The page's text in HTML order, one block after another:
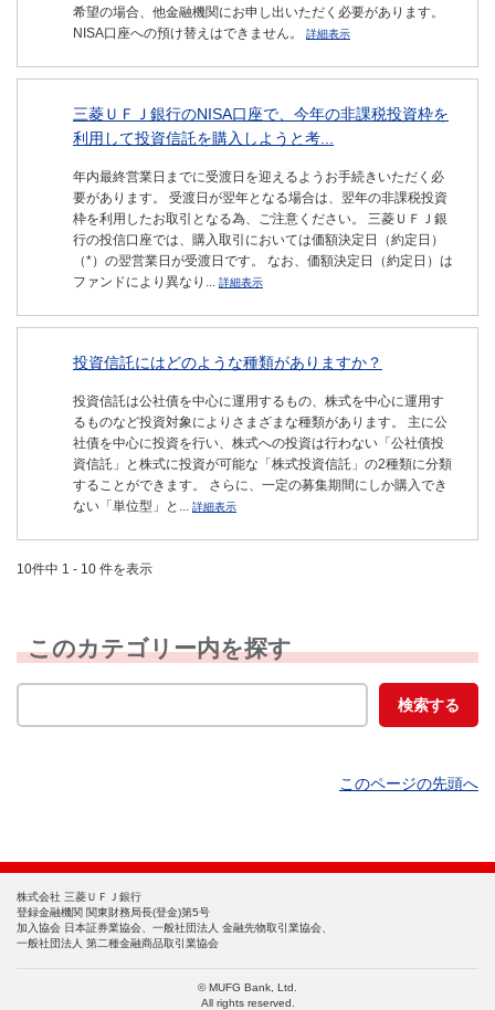
希望の場合、他金融機関にお申し出いただく必要があります。
NISA口座への預け替えはできません。
詳細表示
三菱ＵＦＪ銀行のNISA口座で、今年の非課税投資枠を
利用して投資信託を購入しようと考...
年内最終営業日までに受渡日を迎えるようお手続きいただく必
要があります。 受渡日が翌年となる場合は、翌年の非課税投資
枠を利用したお取引となる為、ご注意ください。 三菱ＵＦＪ銀
行の投信口座では、購入取引においては価額決定日（約定日）
（*）の翌営業日が受渡日です。 なお、価額決定日（約定日）は
ファンドにより異なり... 詳細表示
投資信託にはどのような種類がありますか？
投資信託は公社債を中心に運用するもの、株式を中心に運用す
るものなど投資対象によりさまざまな種類があります。 主に公
社債を中心に投資を行い、株式への投資は行わない「公社債投
資信託」と株式に投資が可能な「株式投資信託」の2種類に分類
することができます。 さらに、一定の募集期間にしか購入でき
ない「単位型」と... 詳細表示
10件中 1 - 10 件を表示
このカテゴリー内を探す
このページの先頭へ
株式会社 三菱ＵＦＪ銀行
登録金融機関 関東財務局長(登金)第5号
加入協会 日本証券業協会、一般社団法人 金融先物取引業協会、
一般社団法人 第二種金融商品取引業協会
© MUFG Bank, Ltd.
All rights reserved.